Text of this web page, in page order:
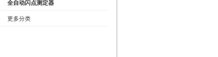
全自动闪点测定器
更多分类